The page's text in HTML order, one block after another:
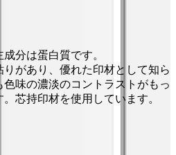
分は蛋白質です。
があり、優れた印材として知ら
味の濃淡のコントラストがもっ
芯持印材を使用しています。